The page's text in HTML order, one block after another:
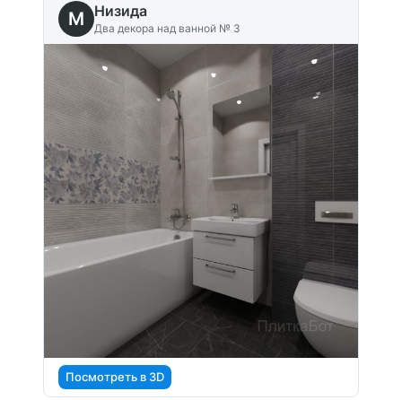
M Низида
Два декора над ванной № 3
Посмотреть в 3D